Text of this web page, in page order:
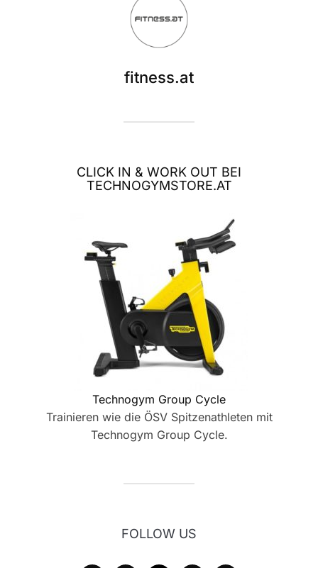
fitness.at
CLICK IN & WORK OUT BEI
TECHNOGYMSTORE.AT
Technogym Group Cycle
Trainieren wie die ÖSV Spitzenathleten mit
Technogym Group Cycle.
FOLLOW US